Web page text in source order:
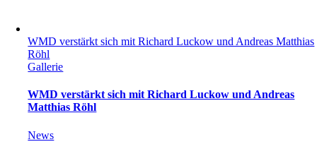
WMD verstärkt sich mit Richard Luckow und Andreas Matthias
Röhl
Gallerie
WMD verstärkt sich mit Richard Luckow und Andreas
Matthias Röhl
News